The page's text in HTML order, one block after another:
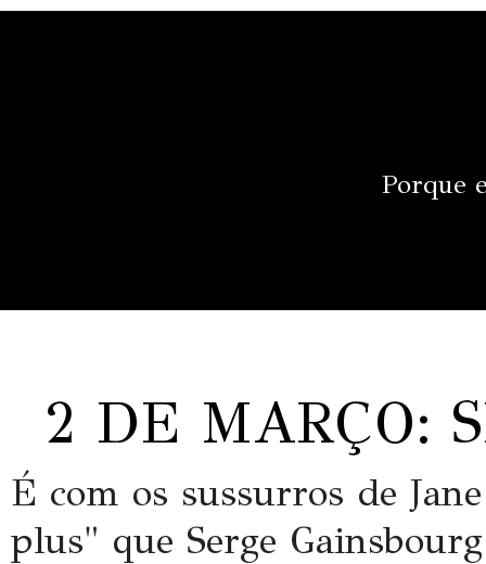
Porque
2 DE MARÇO:
É com os sussurros de
plus" que Serge Gainsbourg